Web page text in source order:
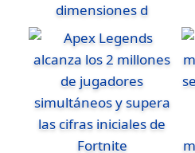
dimensiones d